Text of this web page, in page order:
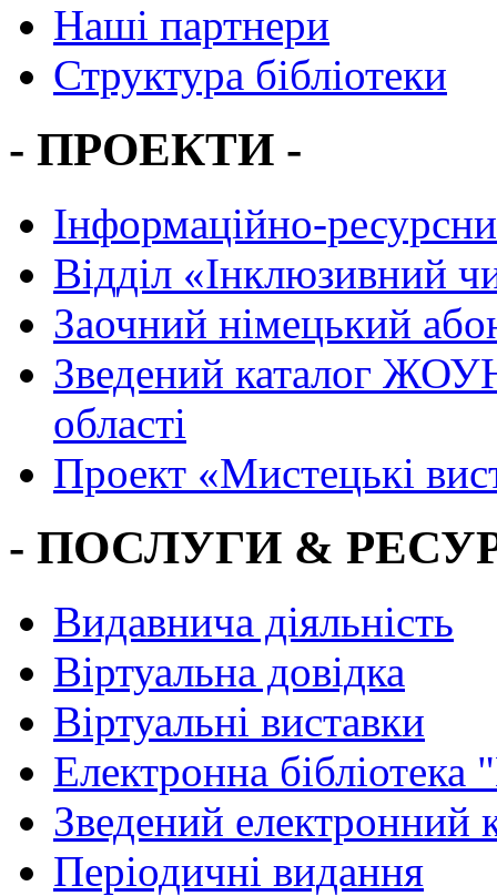
Наші партнери
Структура бібліотеки
- ПРОЕКТИ -
Інформаційно-
Вiддiл «Інклюзивний
Заочний німецький
Зведений каталог
області
Проект «Мистецькі
- ПОСЛУГИ &
Видавнича діяльність
Віртуальна довідка
Віртуальні виставки
Електронна
Зведений електронний
Періодичні видання